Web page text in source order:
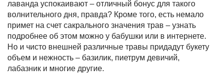
лаванда успокаивают – отличный бонус для такого
волнительного дня, правда? Кроме того, есть немало
примет на счет сакрального значения трав – узнать
подробнее об этом можно у бабушки или в интернете.
Но и чисто внешней различные травы придадут букету
объем и нежность – базилик, пиетрум девичий,
лабазник и многие другие.